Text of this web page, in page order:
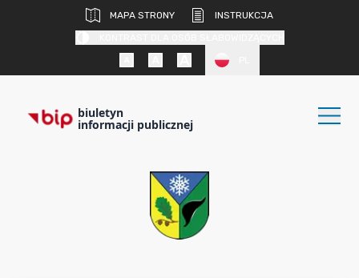
MAPA STRONY
INSTRUKCJA
biuletyn
informacji publicznej